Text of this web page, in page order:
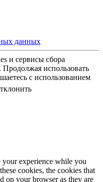
данных
и сервисы сбора
использовать
с использованием
your experience while you
cookies, the cookies that
on your browser as they are